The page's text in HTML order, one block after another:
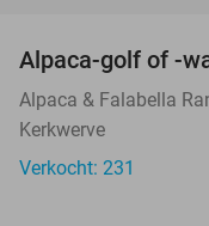
Alpaca-golf of -
Alpaca & Falabella
Kerkwerve
Verkocht: 231